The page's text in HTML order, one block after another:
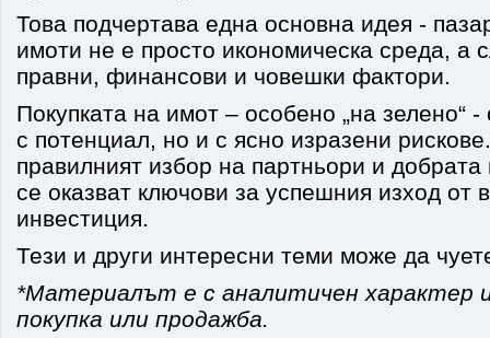
Това подчертава една основна идея -
имоти не е просто икономическа среда, а
правни, финансови и човешки фактори.
Покупката на имот – особено „на зелено“
с потенциал, но и с ясно изразени
правилният избор на партньори и добрата
се оказват ключови за успешния изход от
инвестиция.
Тези и други интересни теми може да
*Материалът е с аналитичен характер
покупка или продажба.